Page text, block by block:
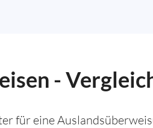
-
für eine